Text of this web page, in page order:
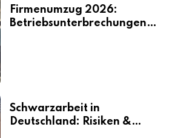
Firmenumzug 2026:
Betriebsunterbrechungen
Schwarzarbeit in
Deutschland: Risiken &